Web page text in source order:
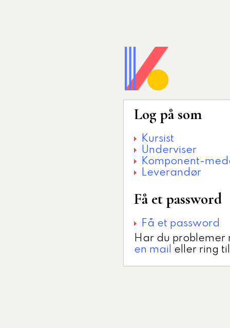
Log på som
Kursist
Underviser
Komponent-
Leverandør
Få et password
Få et password
Har du
en mail eller ring